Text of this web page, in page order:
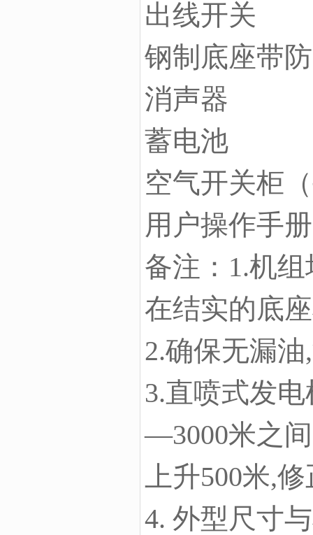
出线开关
钢制底座带
消声器
蓄电池
空气开关柜
用户操作手册
备注：1.机
在结实的底
2.确保无漏
3.直喷式发
—3000米之
上升500米,
4. 外型尺寸